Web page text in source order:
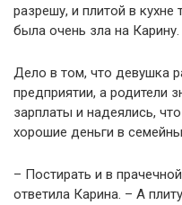
разрешу, и плитой в
была очень зла на Карину.
Дело в том, что девушка
предприятии, а родители
зарплаты и надеялись,
хорошие деньги в
– Постирать и в
ответила Карина. – А